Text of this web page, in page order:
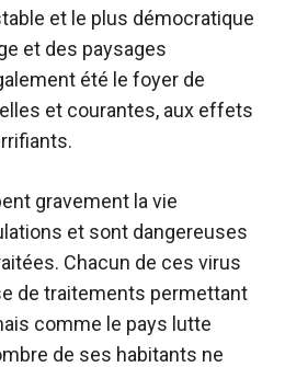
et le plus démocratique
et des paysages
été le foyer de
et courantes, aux effets
gravement la vie
et sont dangereuses
Chacun de ces virus
de traitements permettant
comme le pays lutte
de ses habitants ne